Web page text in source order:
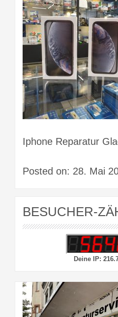
Iphone Reparatur
Posted on: 28. Mai
BESUCHER-
Deine IP: